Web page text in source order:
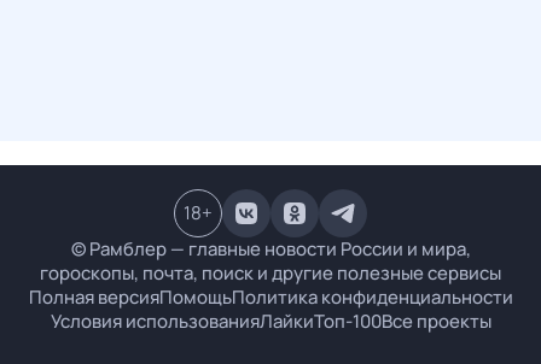
© Рамблер — главные новости России и мира,
гороскопы, почта, поиск и другие полезные сервисы
Полная версияПомощьПолитика конфиденциальности
Условия использованияЛайкиТоп-100Все проекты
18+